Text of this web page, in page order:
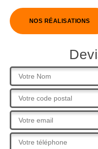
NOS RÉALISATIONS